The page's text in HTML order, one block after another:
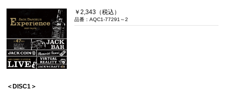
￥2,343（税込）
品番：AQC1-77291～2
＜DISC1＞